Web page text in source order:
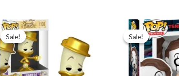
Sale!
Sale!
Pierwotna
cena
wynosiła:
253,23 zł.
wynosi:
194,79 zł.
Sale!
Sale!
cena
264,67